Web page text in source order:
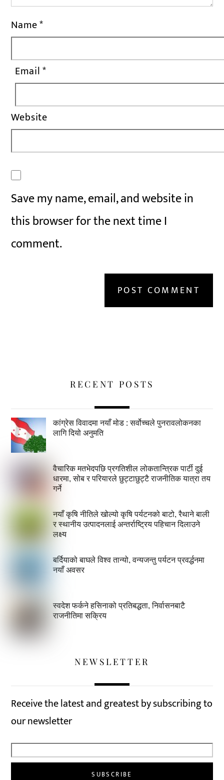
Name*
Email*
Website
Save my name, email, and website in
this browser for the next time I
comment.
RECENT POSTS
कांग्रेस विवादमा नयाँ मोड : सर्वोच्चले पुनरावलोकनका
लागि दियो अनुमति
वैचारिक मतभेदपछि प्रगतिशील लोकतान्त्रिक पार्टी दुई
धारमा, सोब र परियारले छुट्टाछुट्टै राजनीतिक यात्रा तय
गर्ने
नयाँ कृषि नीतिले खोल्यो कृषि पर्यटनको बाटो, रैथाने बाली
र स्थानीय उत्पादनलाई अन्तर्राष्ट्रिय पहिचान दिलाउने
लक्ष्य
बर्दियाको बाघले विश्व तान्यो, वन्यजन्तु पर्यटन प्रवर्द्धनमा
नयाँ अवसर
स्वदेश फर्कने हसिनाको प्रतिबद्धता, निर्वासनबाटै
राजनीतिमा सक्रिय
NEWSLETTER
Receive the latest and greatest by subscribing to
our newsletter